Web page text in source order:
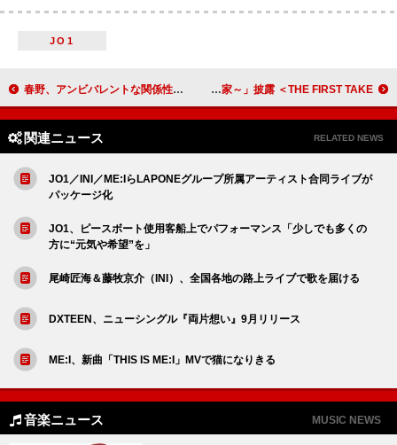
JO1
春野、アンビバレントな関係性を描く新曲「Toxic Luv」配信リリース 阿部真央、ギター弾き語りで「ストーカーの唄～3丁目、貴方の家～」披露 ＜THE FIRST TAKE＞
関連ニュース RELATED NEWS
JO1／INI／ME:IらLAPONEグループ所属アーティスト合同ライブが
パッケージ化
JO1、ピースボート使用客船上でパフォーマンス「少しでも多くの
方に“元気や希望”を」
尾崎匠海＆藤牧京介（INI）、全国各地の路上ライブで歌を届ける
DXTEEN、ニューシングル『両片想い』9月リリース
ME:I、新曲「THIS IS ME:I」MVで猫になりきる
音楽ニュース MUSIC NEWS